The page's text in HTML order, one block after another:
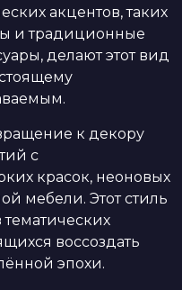
акцентов, таких
и традиционные
делают этот вид
к декору
с
красок, неоновых
мебели. Этот стиль
тематических
воссоздать
эпохи.